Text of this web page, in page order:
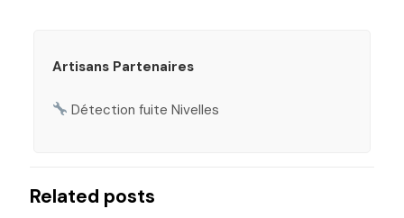
Artisans Partenaires
Détection fuite Nivelles
Related posts